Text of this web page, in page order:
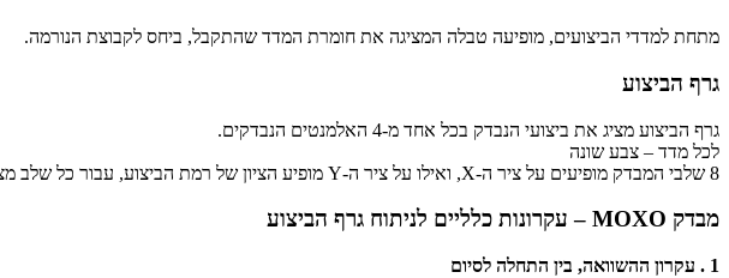
מתחת למדדי הביצועים, מופיעה טבלה המציגה את חומרת המדד שהתקבל, ביחס לקבוצת הנורמה.
גרף הביצוע
גרף הביצוע מציג את ביצועי הנבדק בכל אחד מ-4 האלמנטים הנבדקים.
לכל מדד – צבע שונה
8 שלבי המבדק מופיעים על ציר ה-X, ואילו על ציר ה-Y מופיע הציון של רמת הביצוע, עבור כל שלב מציון 0 עד 100. ככל שהציון גבוה יותר, הביצוע טוב יותר.
מבדק MOXO – עקרונות כלליים לניתוח גרף הביצוע
1 . עקרון ההשוואה, בין התחלה לסיום